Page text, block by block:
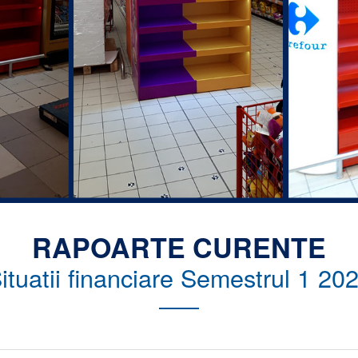
RAPOARTE CURENTE
financiare Semestrul 1